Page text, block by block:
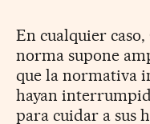
En cualquier caso,
norma supone
que la normativa
hayan
para cuidar a sus